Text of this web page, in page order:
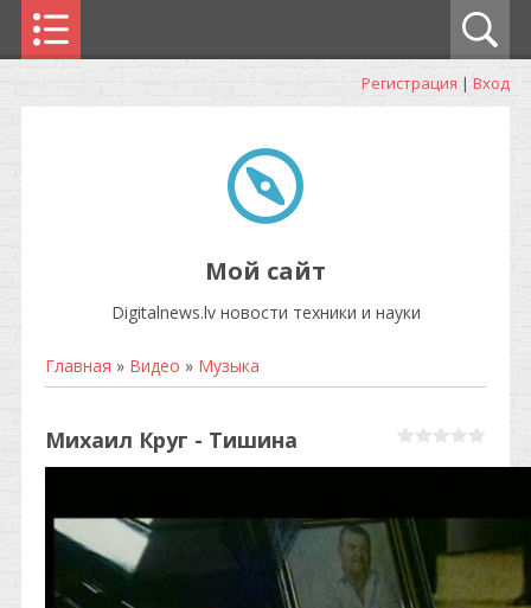
Регистрация | Вход
Мой сайт
Digitalnews.lv новости техники и науки
Главная » Видео » Музыка
Михаил Круг - Тишина